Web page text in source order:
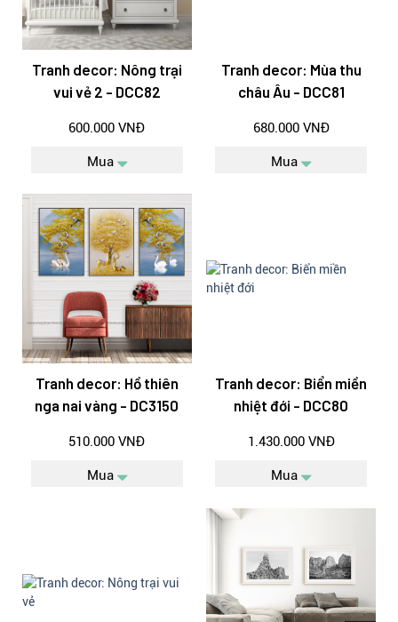
Tranh decor: Nông trại
vui vẻ 2 - DCC82
600.000 VNĐ
Mua
Tranh decor: Mùa thu
châu Âu - DCC81
680.000 VNĐ
Mua
Tranh decor: Hồ thiên
nga nai vàng - DC3150
510.000 VNĐ
Mua
Tranh decor: Biển miền
nhiệt đới - DCC80
1.430.000 VNĐ
Mua